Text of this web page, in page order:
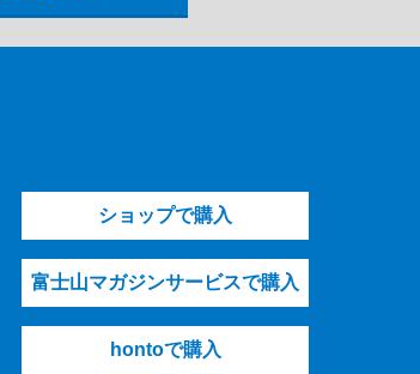
ショップで購入
富士山マガジンサービスで購入
hontoで購入